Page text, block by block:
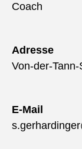
Coach
Adresse
Von-der-
E-Mail